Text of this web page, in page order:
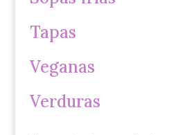
Tapas
Veganas
Verduras